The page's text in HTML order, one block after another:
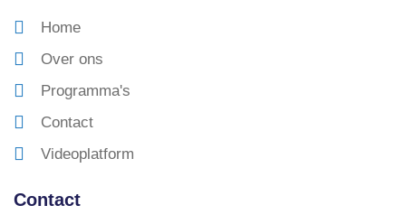
Home
Over ons
Programma's
Contact
Videoplatform
Contact